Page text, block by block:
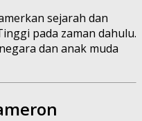
sejarah dan
pada zaman dahulu.
dan anak muda